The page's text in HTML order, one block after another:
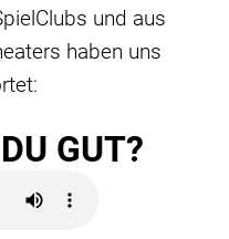
und aus
haben uns
GUT?